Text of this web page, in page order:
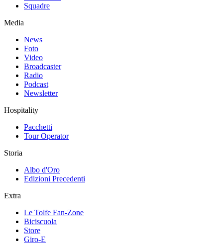
Squadre
Media
News
Foto
Video
Broadcaster
Radio
Podcast
Newsletter
Hospitality
Pacchetti
Tour Operator
Storia
Albo d'Oro
Edizioni Precedenti
Extra
Le Tolfe Fan-Zone
Biciscuola
Store
Giro-E